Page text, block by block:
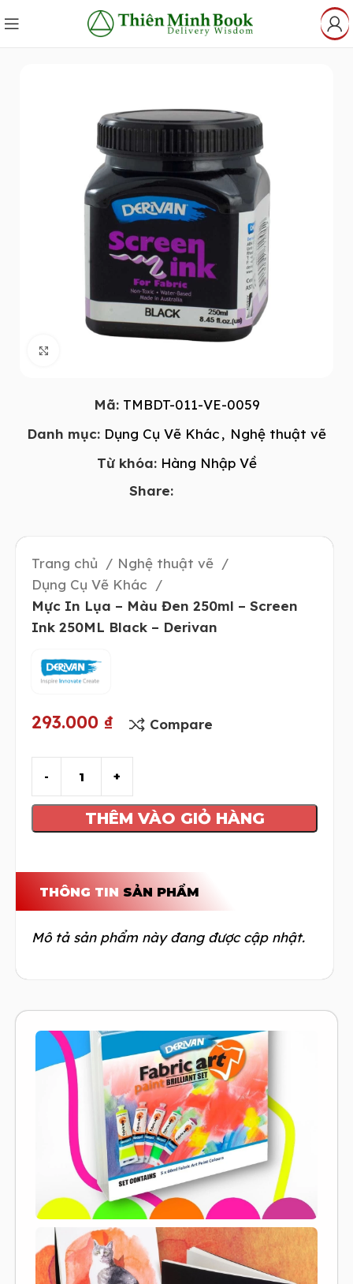
Mã: TMBDT-011-VE-0059
Danh mục: Dụng Cụ Vẽ Khác, Nghệ thuật vẽ
Từ khóa: Hàng Nhập Về
Share:
Trang chủ
Nghệ thuật vẽ
Dụng Cụ Vẽ Khác
Mực In Lụa – Màu Đen 250ml – Screen
Ink 250ML Black – Derivan
293.000 ₫ Compare
THÊM VÀO GIỎ HÀNG
THÔNG TIN SẢN PHẨM
Mô tả sản phẩm này đang được cập nhật.